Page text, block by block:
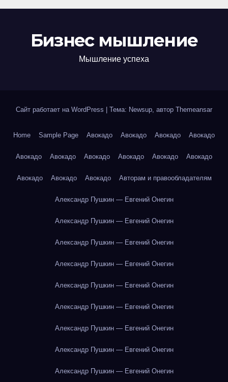
Бизнес мышление
Мышление успеха
Сайт работает на WordPress Тема: Newsup, автор Themeansar
Home Sample Page Авокадо Авокадо Авокадо Авокадо
Авокадо Авокадо Авокадо Авокадо Авокадо Авокадо
Авокадо Авокадо Авокадо Авторам и правообладателям
Александр Пушкин — Евгений Онегин
Александр Пушкин — Евгений Онегин
Александр Пушкин — Евгений Онегин
Александр Пушкин — Евгений Онегин
Александр Пушкин — Евгений Онегин
Александр Пушкин — Евгений Онегин
Александр Пушкин — Евгений Онегин
Александр Пушкин — Евгений Онегин
Александр Пушкин — Евгений Онегин